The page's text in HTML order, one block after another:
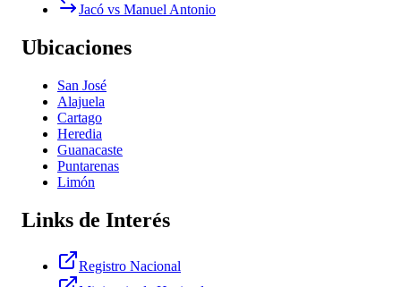
Jacó vs Manuel Antonio
Ubicaciones
San José
Alajuela
Cartago
Heredia
Guanacaste
Puntarenas
Limón
Links de Interés
Registro Nacional